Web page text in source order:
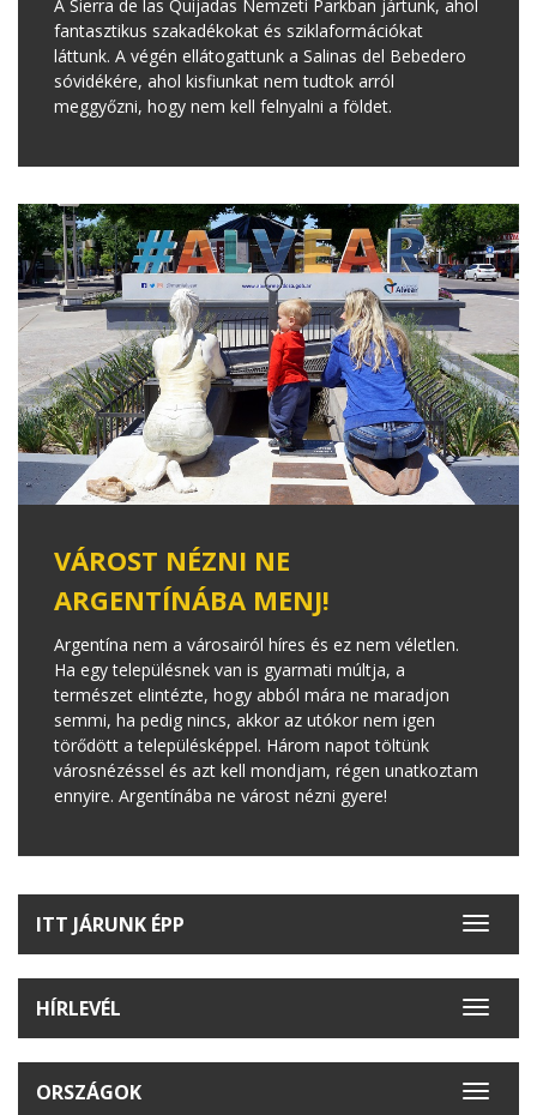
A Sierra de las Quijadas Nemzeti Parkban jártunk, ahol
fantasztikus szakadékokat és sziklaformációkat
láttunk. A végén ellátogattunk a Salinas del Bebedero
sóvidékére, ahol kisfiunkat nem tudtok arról
meggyőzni, hogy nem kell felnyalni a földet.
VÁROST NÉZNI NE
ARGENTÍNÁBA MENJ!
Argentína nem a városairól híres és ez nem véletlen.
Ha egy településnek van is gyarmati múltja, a
természet elintézte, hogy abból mára ne maradjon
semmi, ha pedig nincs, akkor az utókor nem igen
törődött a településképpel. Három napot töltünk
városnézéssel és azt kell mondjam, régen unatkoztam
ennyire. Argentínába ne várost nézni gyere!
Toggle
ITT JÁRUNK ÉPP
Toggle
HÍRLEVÉL
Toggle
ORSZÁGOK